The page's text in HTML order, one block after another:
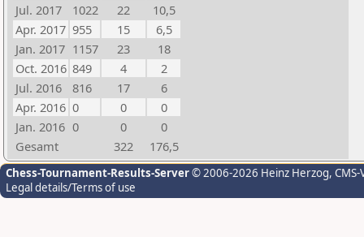
Jul. 2017
1022 22
10,5
Apr. 2017 955 15
6,5
Jan. 2017 1157 23
18
Oct. 2016 849 4
2
Jul. 2016
816 17
6
Apr. 2016 0 0
0
Jan. 2016 0 0
0
Gesamt
322 176,5
Chess-Tournament-Results-Server© 2006-2026 Heinz Herzog,
Legal details/Terms of use